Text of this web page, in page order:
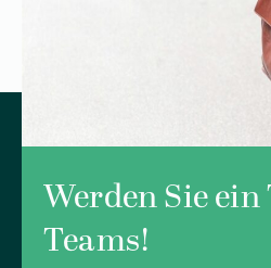
Werden Sie
Teams!